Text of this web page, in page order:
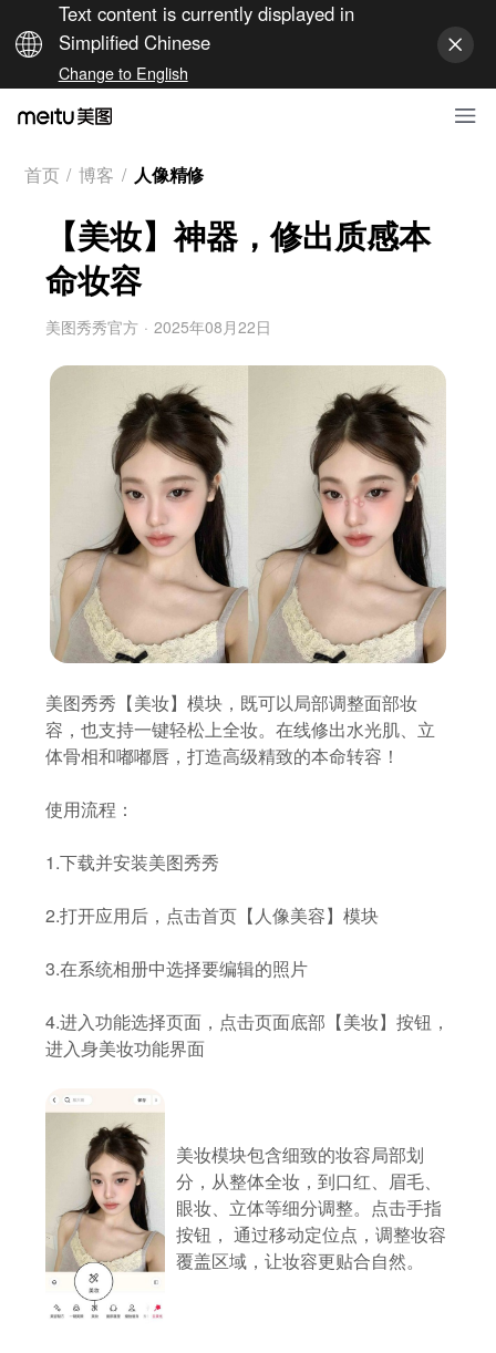
Text content is currently displayed in
Simplified Chinese
Change to English
首页 / 博客 / 人像精修
【美妆】神器，修出质感本
命妆容
美图秀秀官方 · 2025年08月22日
美图秀秀【美妆】模块，既可以局部调整面部妆
容，也支持一键轻松上全妆。在线修出水光肌、立
体骨相和嘟嘟唇，打造高级精致的本命转容！
使用流程：
1.下载并安装美图秀秀
2.打开应用后，点击首页【人像美容】模块
3.在系统相册中选择要编辑的照片
4.进入功能选择页面，点击页面底部【美妆】按钮，
进入身美妆功能界面
美妆模块包含细致的妆容局部划
分，从整体全妆，到口红、眉毛、
眼妆、立体等细分调整。点击手指
按钮， 通过移动定位点，调整妆容
覆盖区域，让妆容更贴合自然。